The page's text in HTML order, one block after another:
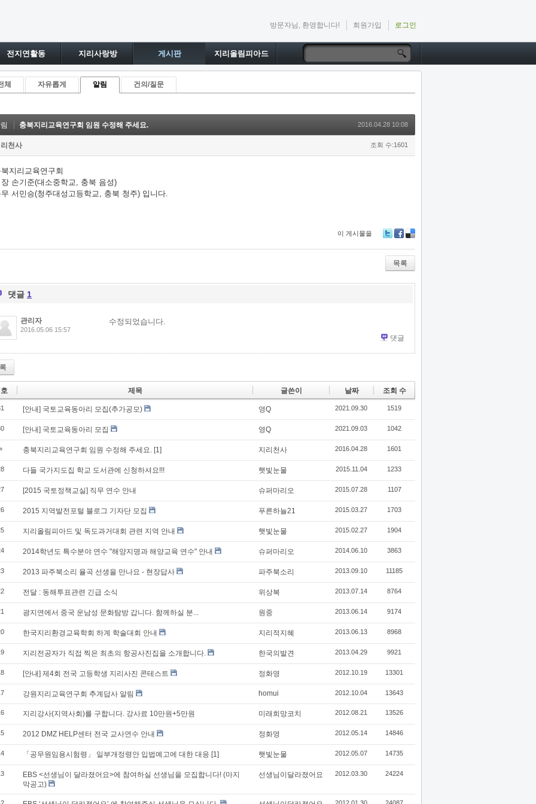
방문자님, 환영합니다! 회원가입 로그인
전지연활동 지리사랑방 게시판 지리올림피아드
체 자유롭게 알림 건의/질문
충북지리교육연구회 임원 수정해 주세요. 2016.04.28 10:08
천사 조회 수:1601
지리교육연구회
손기준(대소중학교, 충북 음성)
서민승(청주대성고등학교, 충북 청주) 입니다.
이 게시물을
bo
ok
ou
s
목록
댓글 1
관리자
2016.05.06 15:57
수정되었습니다.
댓글
제목 글쓴이 날짜 조회 수
[안내] 국토교육동아리 모집(추가공모) 영Q 2021.09.30 1519
[안내] 국토교육동아리 모집 영Q 2021.09.03 1042
충북지리교육연구회 임원 수정해 주세요. [1] 지리천사 2016.04.28 1601
다들 국가지도집 학교 도서관에 신청하셔요!!! 햇빛눈물 2015.11.04 1233
[2015 국토정책교실] 직무 연수 안내 슈퍼마리오 2015.07.28 1107
2015 지역발전포털 블로그 기자단 모집 푸른하늘21 2015.03.27 1703
지리올림피아드 및 독도과거대회 관련 지역 안내 햇빛눈물 2015.02.27 1904
2014학년도 특수분야 연수 "해양지명과 해양교육 연수" 안내 슈퍼마리오 2014.06.10 3863
2013 파주북소리 율곡 선생을 만나요 - 현장답사 파주북소리 2013.09.10 11185
전달 : 동해투표관련 긴급 소식 위상복 2013.07.14 8764
광지연에서 중국 운남성 문화탐방 갑니다. 함께하실 분... 원중 2013.06.14 9174
한국지리환경교육학회 하계 학술대회 안내 지리적지혜 2013.06.13 8968
지리전공자가 직접 찍은 최초의 항공사진집을 소개합니다. 한국의발견 2013.04.29 9921
[안내] 제4회 전국 고등학생 지리사진 콘테스트 정화영 2012.10.19 13301
강원지리교육연구회 추계답사 알림 homui 2012.10.04 13643
지리강사(지역사회)를 구합니다. 강사료 10만원+5만원 미래희망코치 2012.08.21 13526
2012 DMZ HELP센터 전국 교사연수 안내 정화영 2012.05.14 14846
「공무원임용시험령」 일부개정령안 입법예고에 대한 대응 [1] 햇빛눈물 2012.05.07 14735
EBS <선생님이 달라졌어요>에 참여하실 선생님을 모집합니다! (마지
막공고)
선생님이달라졌어요 2012.03.30 24224